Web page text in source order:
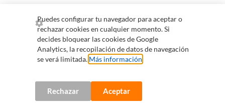
Puedes configurar tu navegador para aceptar o
rechazar cookies en cualquier momento. Si
decides bloquear las cookies de Google
Analytics, la recopilación de datos de navegación
se verá limitada. Más información
Rechazar Aceptar